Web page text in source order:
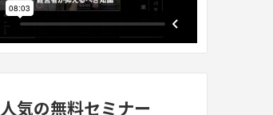
人気の無料セミナー